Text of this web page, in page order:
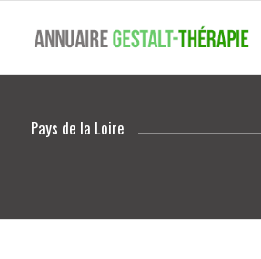
Pays de la Loire